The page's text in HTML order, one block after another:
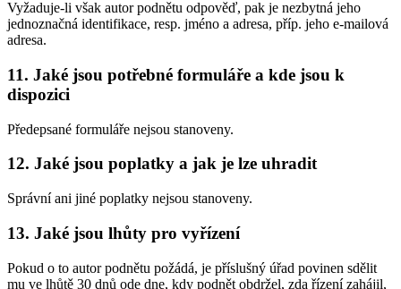
Vyžaduje-li však autor podnětu odpověď, pak je nezbytná jeho
jednoznačná identifikace, resp. jméno a adresa, příp. jeho e-mailová
adresa.
11. Jaké jsou potřebné formuláře a kde jsou k
dispozici
Předepsané formuláře nejsou stanoveny.
12. Jaké jsou poplatky a jak je lze uhradit
Správní ani jiné poplatky nejsou stanoveny.
13. Jaké jsou lhůty pro vyřízení
Pokud o to autor podnětu požádá, je příslušný úřad povinen sdělit
mu ve lhůtě 30 dnů ode dne, kdy podnět obdržel, zda řízení zahájil,